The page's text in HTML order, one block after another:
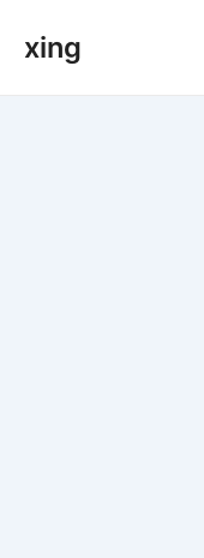
xing